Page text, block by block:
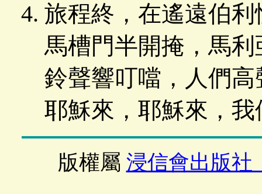
旅程終，在遙遠伯
馬槽門半開掩，馬
鈴聲響叮噹，人們
耶穌來，耶穌來，
版權屬 浸信會出版社